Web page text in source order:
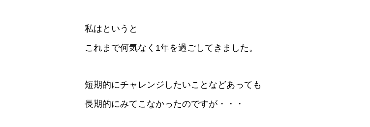
私はというと
これまで何気なく1年を過ごしてきました。
短期的にチャレンジしたいことなどあっても
長期的にみてこなかったのですが・・・